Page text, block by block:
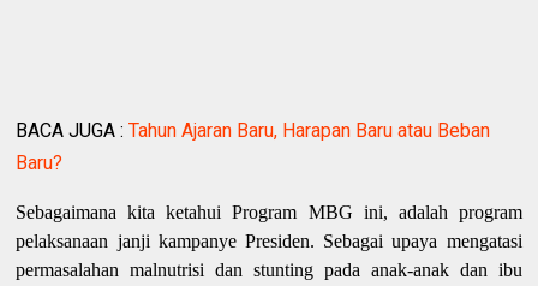
BACA JUGA :Tahun Ajaran Baru, Harapan Baru atau Beban
Baru?
Sebagaimana kita ketahui Program MBG ini, adalah program
pelaksanaan janji kampanye Presiden. Sebagai upaya mengatasi
permasalahan malnutrisi dan stunting pada anak-anak dan ibu